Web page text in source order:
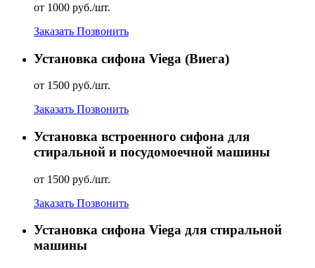
от 1000 руб./шт.
Заказать Позвонить
Установка сифона Viega (Виега)
от 1500 руб./шт.
Заказать Позвонить
Установка встроенного сифона для
стиральной и посудомоечной машины
от 1500 руб./шт.
Заказать Позвонить
Установка сифона Viega для стиральной
машины